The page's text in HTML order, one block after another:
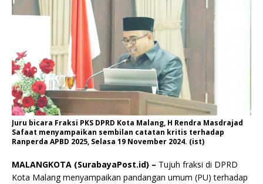
Juru bicara Fraksi PKS DPRD Kota Malang, H Rendra Masdrajad
Safaat menyampaikan sembilan catatan kritis terhadap
Ranperda APBD 2025, Selasa 19 November 2024. (ist)
MALANGKOTA (SurabayaPost.id) – Tujuh fraksi di DPRD
Kota Malang menyampaikan pandangan umum (PU) terhadap